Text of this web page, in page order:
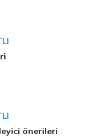
önerileri